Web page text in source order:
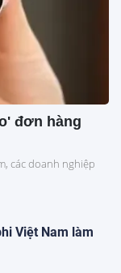
đơn hàng
các doanh nghiệp
Việt Nam làm